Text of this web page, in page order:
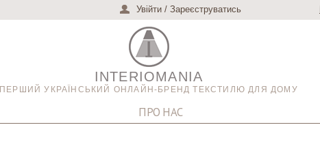
Увійти / Зареєструватись
INTERIOMANIA
ПЕРШИЙ УКРАЇНСЬКИЙ ОНЛАЙН-БРЕНД ТЕКСТИЛЮ ДЛЯ ДОМУ
ПРО НАС